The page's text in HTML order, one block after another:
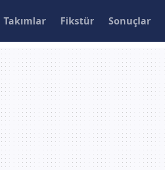
Takımlar Fikstür Sonuçlar